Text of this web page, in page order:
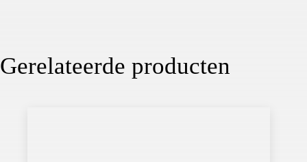
Gerelateerde producten